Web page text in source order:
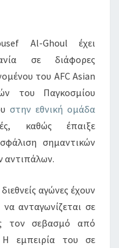
Al-Ghoul έχει
σε διάφορες
του AFC Asian
του Παγκοσμίου
στην εθνική ομάδα
καθώς έπαιξε
σημαντικών
αντιπάλων.
αγώνες έχουν
ανταγωνίζεται σε
τον σεβασμό από
Η εμπειρία του σε